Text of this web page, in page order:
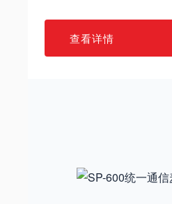
查看详情